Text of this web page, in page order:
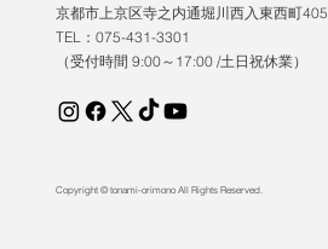
京都市上京区寺之内通堀川西入東西町405
TEL：075-431-3301
（受付時間 9:00～17:00 /土日祝休業）
Copyright © tonami-orimono All Rights Reserved.